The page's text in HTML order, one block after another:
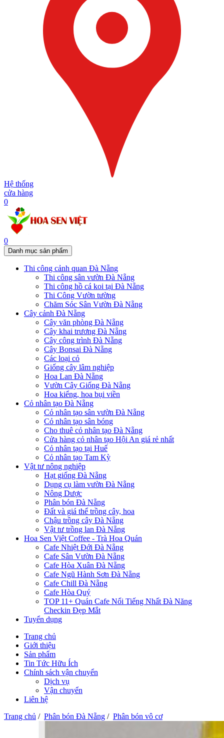
Hệ thống
cửa hàng
0
0
Danh mục sản phẩm
Thi công cảnh quan Đà Nẵng
Thi công sân vườn Đà Nẵng
Thi công hồ cá koi tại Đà Nẵng
Thi Công Vườn tường
Chăm Sóc Sân Vườn Đà Nẵng
Cây cảnh Đà Nẵng
Cây văn phòng Đà Nẵng
Cây khai trương Đà Nẵng
Cây công trình Đà Nẵng
Cây Bonsai Đà Nẵng
Các loại cỏ
Giống cây lâm nghiệp
Hoa Lan Đà Nẵng
Vườn Cây Giống Đà Nẵng
Hoa kiểng, hoa bụi viền
Cỏ nhân tạo Đà Nẵng
Cỏ nhân tạo sân vườn Đà Nẵng
Cỏ nhân tạo sân bóng
Cho thuê cỏ nhân tạo Đà Nẵng
Cửa hàng cỏ nhân tạo Hội An giá rẻ nhất
Cỏ nhân tạo tại Huế
Cỏ nhân tạo Tam Kỳ
Vật tư nông nghiệp
Hạt giống Đà Nẵng
Dụng cụ làm vườn Đà Nẵng
Nông Dược
Phân bón Đà Nẵng
Đất và giá thể trồng cây, hoa
Chậu trồng cây Đà Nẵng
Vật tư trồng lan Đà Nẵng
Hoa Sen Việt Coffee - Trà Hoa Quán
Cafe Nhiệt Đới Đà Nẵng
Cafe Sân Vườn Đà Nẵng
Cafe Hòa Xuân Đà Nẵng
Cafe Ngũ Hành Sơn Đà Nẵng
Cafe Chill Đà Nẵng
Cafe Hòa Quý
TOP 11+ Quán Cafe Nổi Tiếng Nhất Đà Năng
Checkin Đẹp Mắt
Tuyển dụng
Trang chủ
Giới thiệu
Sản phẩm
Tin Tức Hữu Ích
Chính sách vận chuyển
Dịch vụ
Vận chuyển
Liên hệ
Trang chủ / Phân bón Đà Nẵng / Phân bón vô cơ